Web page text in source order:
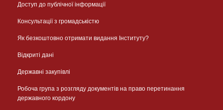
Доступ до публічної інформації
Консультації з громадськістю
Як безкоштовно отримати видання Інституту?
Відкриті дані
Державні закупівлі
Робоча група з розгляду документів на право перетинання
державного кордону